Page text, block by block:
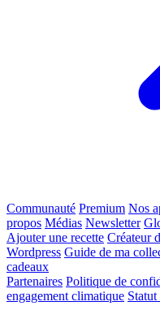
Communauté Premium Nos
propos Médias Newsletter
Ajouter une recette Créateur
Wordpress Guide de ma
cadeaux
Partenaires Politique de
engagement climatique